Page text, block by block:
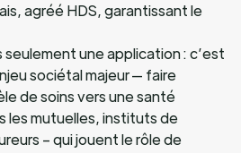
agréé HDS, garantissant le
seulement une application : c’est
sociétal majeur — faire
de soins vers une santé
les mutuelles, instituts de
– qui jouent le rôle de